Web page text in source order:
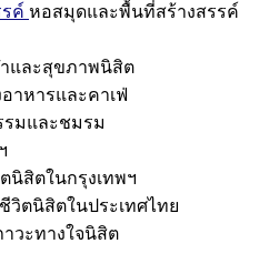
ค์ หอสมุดและพื้นที่สร้างสรรค์
และสุขภาพนิสิต
อาหารและคาเฟ่
รมและชมรม
นิสิตในกรุงเทพฯ
ชีวิตนิสิตในประเทศไทย
วะทางใจนิสิต